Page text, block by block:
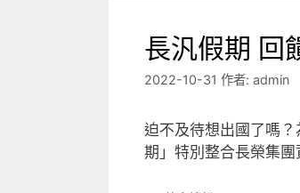
長汎假期 回
2022-10-31 作者: admin
迫不及待想出國了嗎
期」特別整合長榮集